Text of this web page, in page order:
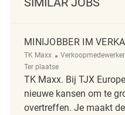
MINIJOBBER IM
TK Maxx Categorie
Ter plaatse
TK Maxx. Bij TJX
nieuwe kansen om te
overtreffen. Je maakt